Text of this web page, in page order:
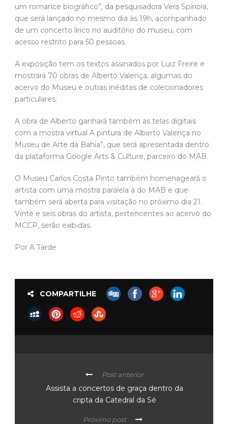
um romance biográfico”, da pesquisadora Vera Spínola,
que será lançado no mesmo dia às 19h, acompanhado
de um concerto lírico no auditório do museu, com
acesso restrito para 50 pessoas.
A exposição tem os textos assinados por Luiz Freire e
mostrará 70 obras de Alberto Valença, algumas do
acervo do Museu e outras inéditas de colecionadores
particulares.
A obra de Alberto ganhará também as telas digitais
com a mostra virtual A pintura de Alberto Valença no
Museu de Arte da Bahia”, que será apresentada dentro
da plataforma Google Arts & Culture, parceiro do MAB.
O Museu Carlos Costa Pinto também homenageará o
artista com uma mostra paralela à do MAB e que
também será aberta para visitação no próximo dia 21.
Vinte e seis obras do artista, pertencentes ao acervo do
MCCP, serão exibidas.
Por A Tarde
COMPARTILHE
Post anterior
Assista a concertos de graça dentro da
cripta da Catedral da Sé
Próximo post